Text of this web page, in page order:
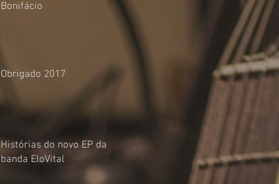
Bonifácio
Obrigado 2017
Histórias do novo EP da
banda EloVital